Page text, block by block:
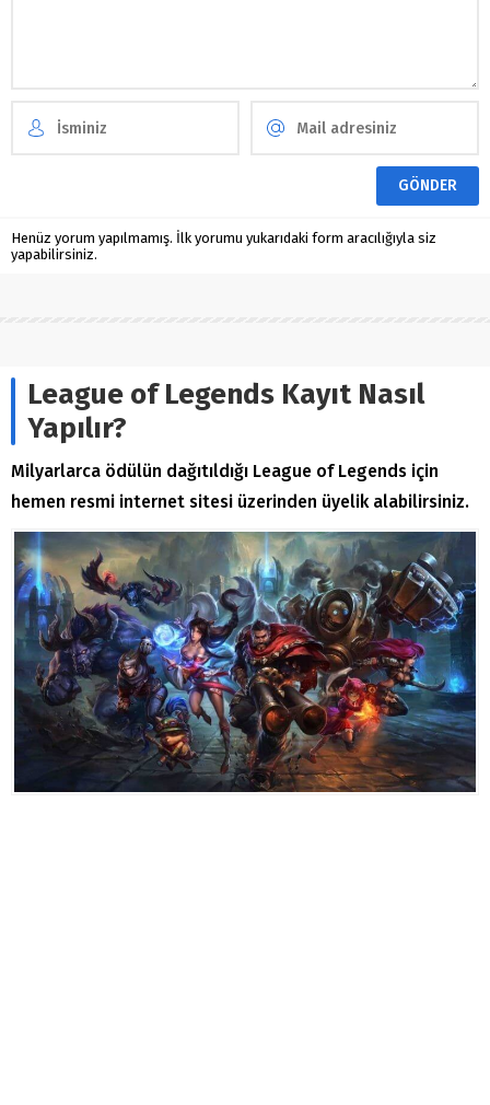
Henüz yorum yapılmamış. İlk yorumu yukarıdaki form aracılığıyla siz
yapabilirsiniz.
League of Legends Kayıt Nasıl
Yapılır?
Milyarlarca ödülün dağıtıldığı League of Legends için
hemen resmi internet sitesi üzerinden üyelik alabilirsiniz.